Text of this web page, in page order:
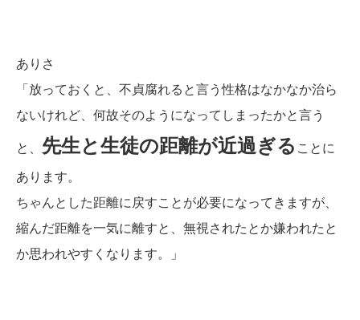
ありさ
「放っておくと、不貞腐れると言う性格はなかなか治ら
ないけれど、何故そのようになってしまったかと言う
と、 先生と生徒の距離が近過ぎる ことに
あります。
ちゃんとした距離に戻すことが必要になってきますが、
縮んだ距離を一気に離すと、無視されたとか嫌われたと
か思われやすくなります。」